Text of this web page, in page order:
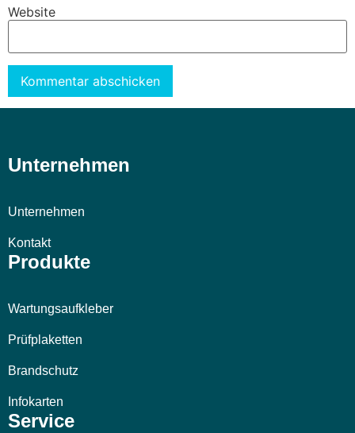
Website
Unternehmen
Unternehmen
Kontakt
Produkte
Wartungsaufkleber
Prüfplaketten
Brandschutz
Infokarten
Service